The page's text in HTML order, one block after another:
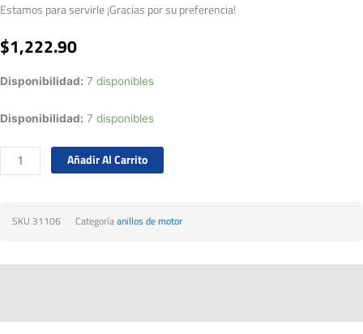
Estamos para servirle ¡Gracias por su preferencia!
$1,222.90
Disponibilidad: 7 disponibles
Disponibilidad: 7 disponibles
Añadir Al Carrito
SKU 31106 Categoríaanillos de motor